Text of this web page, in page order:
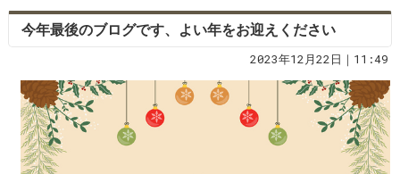
今年最後のブログです、よい年をお迎えください
2023年12月22日｜11:49